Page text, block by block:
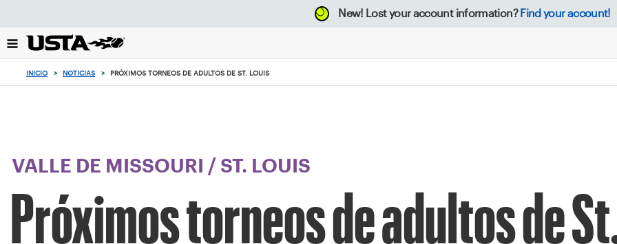
el
botón
New! Lost your account information? Find your account!
INICIO > NOTICIAS > PRÓXIMOS TORNEOS DE ADULTOS DE ST. LOUIS
VALLE DE MISSOURI / ST. LOUIS
Próximos torneos de adultos de